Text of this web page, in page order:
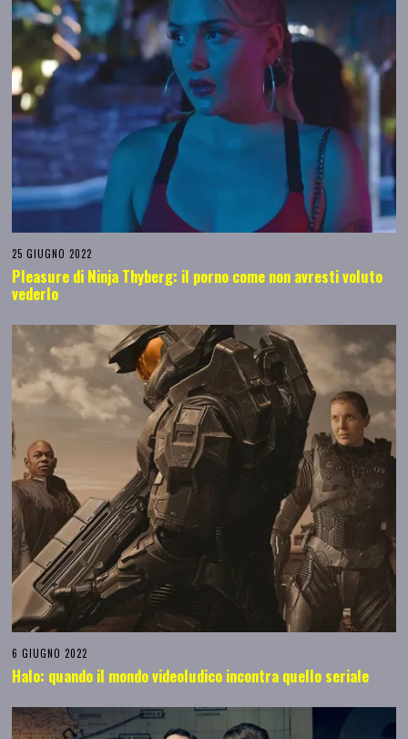
25 GIUGNO 2022
Pleasure di Ninja Thyberg: il porno come non avresti voluto
vederlo
6 GIUGNO 2022
Halo: quando il mondo videoludico incontra quello seriale